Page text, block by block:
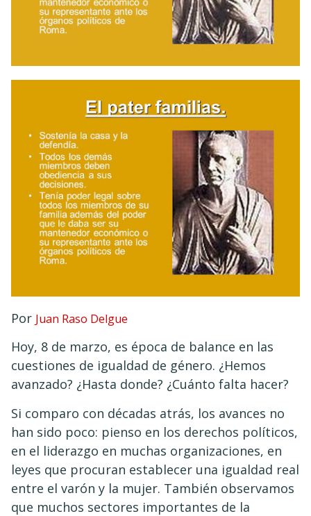
Por Juan Raso Delgue
Hoy, 8 de marzo, es época de balance en las
cuestiones de igualdad de género. ¿Hemos
avanzado? ¿Hasta donde? ¿Cuánto falta hacer?
Si comparo con décadas atrás, los avances no
han sido poco: pienso en los derechos políticos,
en el liderazgo en muchas organizaciones, en
leyes que procuran establecer una igualdad real
entre el varón y la mujer. También observamos
que muchos sectores importantes de la